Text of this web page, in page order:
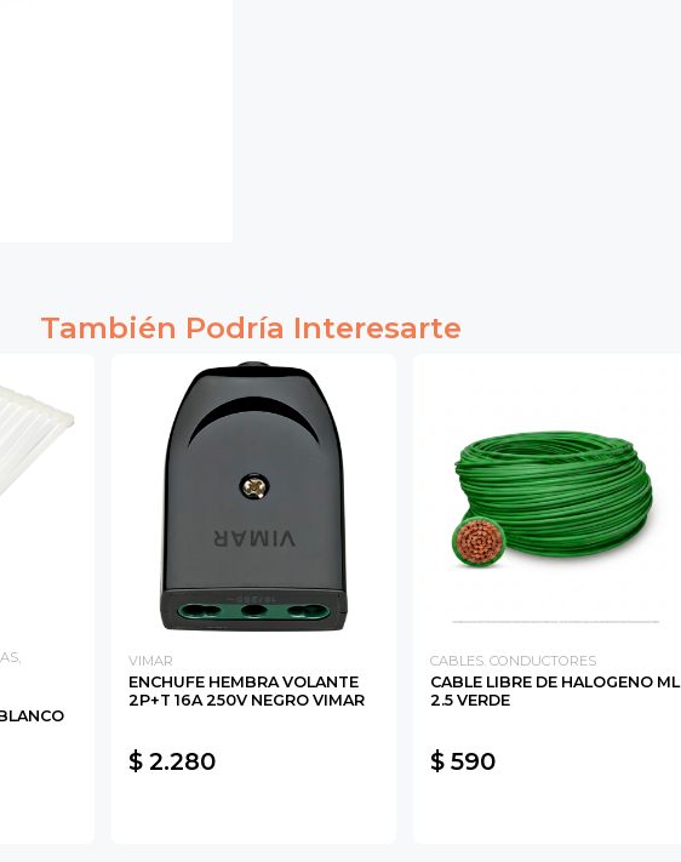
También Podría Interesarte
VIMAR
ENCHUFE HEMBRA VOLANTE
2P+T 16A 250V NEGRO VIMAR
$ 2.280
CABLES. CONDUCTORES
CABLE LIBRE DE HALOGENO ML
2.5 VERDE
$ 590